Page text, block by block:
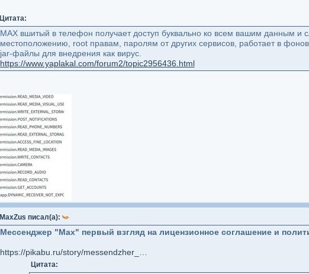
Цитата:
MAX вшитый в телефон получает доступ буквально ко всем вашим данным и
местоположению, root правам, паролям от других сервисов, работает в
jar-файлы для внедрения как вирус.
https://www.yaplakal.com/forum2/topic2956436.html
MaxZus писал(а):
Мессенджер "Max" первый взгляд на лицензионное соглашение и
Цитата: